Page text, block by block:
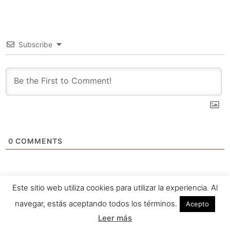
Subscribe
0 COMMENTS
Este sitio web utiliza cookies para utilizar la experiencia. Al
navegar, estás aceptando todos los términos.
Acepto
Leer más